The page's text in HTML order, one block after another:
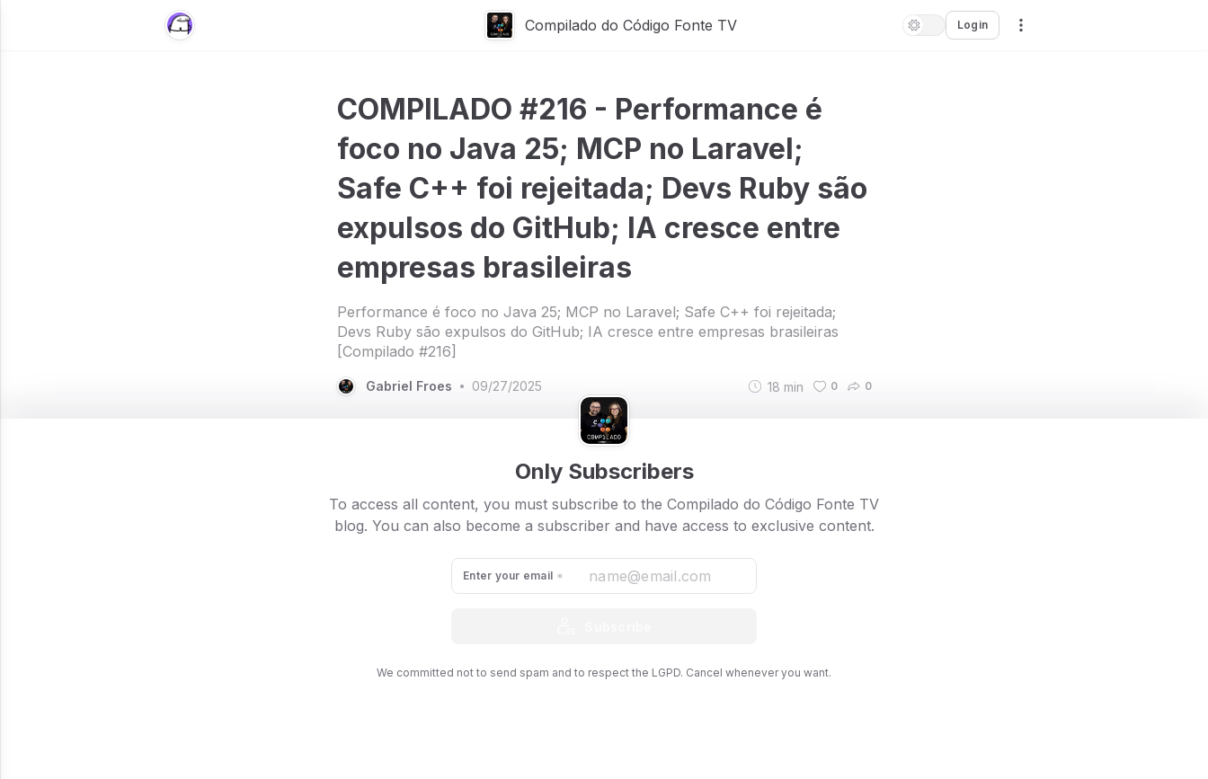
Compilado do Código Fonte TV Login
COMPILADO #216 - Performance é
foco no Java 25; MCP no Laravel;
Safe C++ foi rejeitada; Devs Ruby são
expulsos do GitHub; IA cresce entre
empresas brasileiras
Performance é foco no Java 25; MCP no Laravel; Safe C++ foi rejeitada;
Devs Ruby são expulsos do GitHub; IA cresce entre empresas brasileiras
[Compilado #216]
Gabriel Froes • 09/27/2025 18 min 0 0
Esse conteúdo está disponível em áudio e vídeo noSpotify
Aproveite para conhecer o Clube dos Compiladores que lançamos em nosso
canal no YouTube.
Only Subscribers
To access all content, you must subscribe to the Compilado do Código Fonte TV
blog. You can also become a subscriber and have access to exclusive content.
Enter your email
We committed not to send spam and to respect the LGPD. Cancel whenever you want.